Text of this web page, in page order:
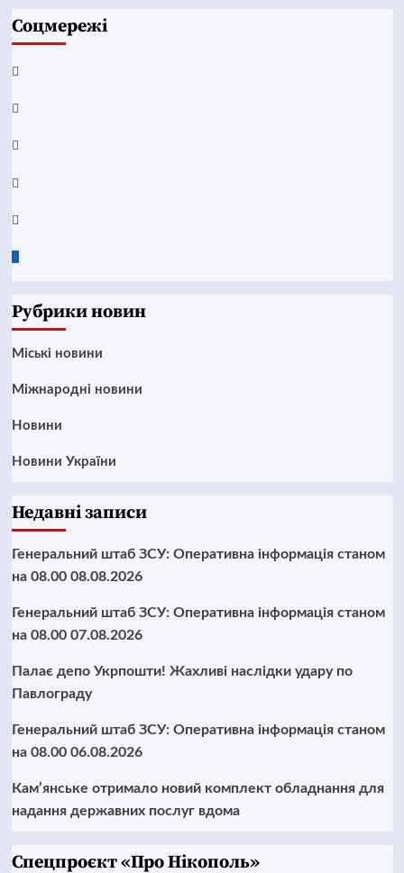
Соцмережі
Facebook
YouTube
Telegram
Instagram
Twitter
Google
Рубрики новин
Mіські новини
Міжнародні новини
Новини
Новини України
Недавні записи
Генеральний штаб ЗСУ: Оперативна інформація станом
на 08.00 08.08.2026
Генеральний штаб ЗСУ: Оперативна інформація станом
на 08.00 07.08.2026
Палає депо Укрпошти! Жахливі наслідки удару по
Павлограду
Генеральний штаб ЗСУ: Оперативна інформація станом
на 08.00 06.08.2026
Кам’янське отримало новий комплект обладнання для
надання державних послуг вдома
Cпецпроєкт «Про Нікополь»